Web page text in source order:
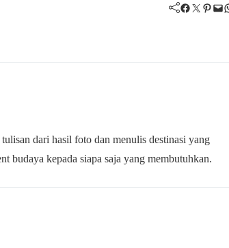
Facebook Twitter Pinterest Mail WhatsApp
dari hasil foto dan menulis destinasi yang
budaya kepada siapa saja yang membutuhkan.